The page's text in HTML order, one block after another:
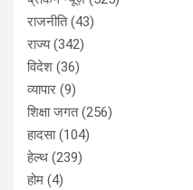
राजनीति(43)
राज्य(342)
विदेश (36)
व्यापार (9)
शिक्षा जगत(256)
हादसा(104)
हेल्थ (239)
होम (4)